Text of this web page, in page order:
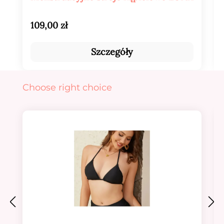
Cena regularna:
109,00 zł
Szczegóły
Pomiń galerię produktów
Choose right choice